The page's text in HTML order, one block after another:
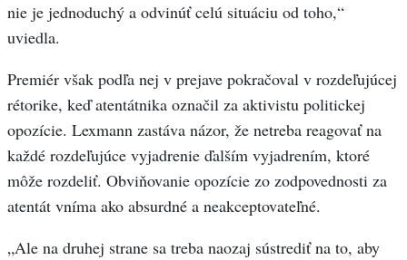
nie je jednoduchý a odvinúť celú situáciu od toho,“
uviedla.
Premiér však podľa nej v prejave pokračoval v rozdeľujúcej
rétorike, keď atentátnika označil za aktivistu politickej
opozície. Lexmann zastáva názor, že netreba reagovať na
každé rozdeľujúce vyjadrenie ďalším vyjadrením, ktoré
môže rozdeliť. Obviňovanie opozície zo zodpovednosti za
atentát vníma ako absurdné a neakceptovateľné.
„Ale na druhej strane sa treba naozaj sústrediť na to, aby